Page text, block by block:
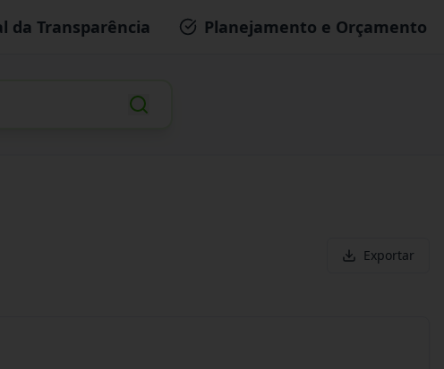
da Transparência Planejamento e Orçamento
Exportar